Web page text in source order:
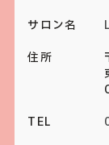
サロン名
住所
TEL